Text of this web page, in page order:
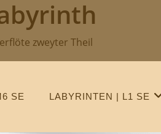
zweyter Theil
SE LABYRINTEN | L1 SE